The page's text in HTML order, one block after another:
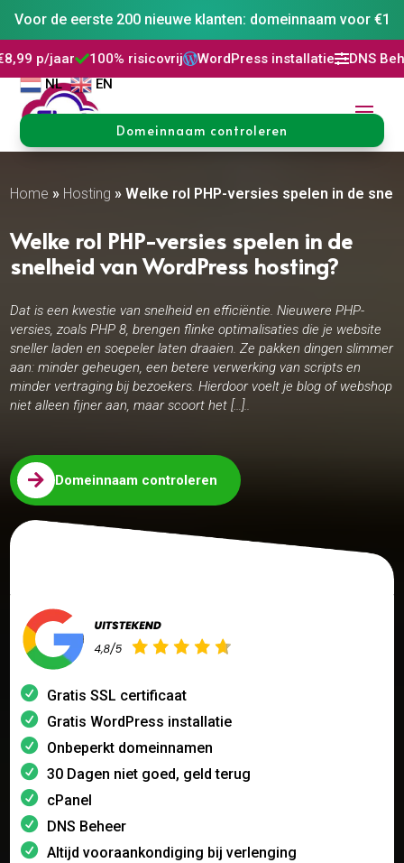
Voor de eerste 200 nieuwe klanten: domeinnaam voor €1
risicovrijWordPress installatieDNS Beheer30
NL
EN
Domeinnaam controleren
Home » Hosting »Welke rol PHP-versies spelen in de
Welke rol PHP-versies spelen in de
snelheid van WordPress hosting?
Dat is een kwestie van snelheid en efficiëntie. Nieuwere PHP-
versies, zoals PHP 8, brengen flinke optimalisaties die je website
sneller laden en soepeler laten draaien. Ze pakken dingen slimmer
aan: minder geheugen, een betere verwerking van scripts en
minder vertraging bij bezoekers. Hierdoor voelt je blog of webshop
niet alleen fijner aan, maar scoort het […]..
 Domeinnaam controleren
Gratis SSL certificaat
Gratis WordPress installatie
Onbeperkt domeinnamen
30 Dagen niet goed, geld terug
cPanel
DNS Beheer
Altijd vooraankondiging bij verlenging